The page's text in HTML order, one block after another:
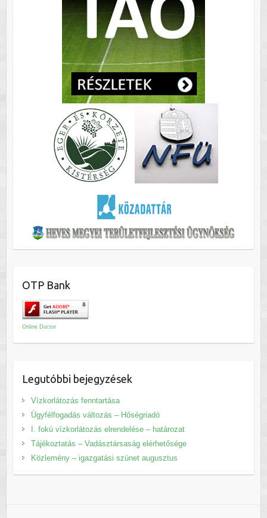
OTP Bank
Online Doctor
Legutóbbi bejegyzések
Vízkorlátozás fenntartása
Ügyfélfogadás változás – Hőségriadó
I. fokú vízkorlátozás elrendelése – határozat
Tájékoztatás – Vadásztársaság elérhetősége
Közlemény – igazgatási szünet augusztus